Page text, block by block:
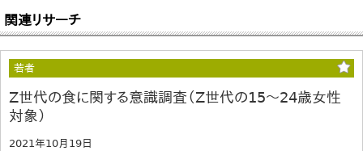
関連リサーチ
若者
Z世代の食に関する意識調査（Z世代の15～24歳女性
対象）
2021年10月19日